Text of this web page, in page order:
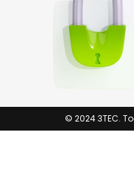
© 2024 3TEC.